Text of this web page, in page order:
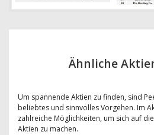
Ähnliche
Um spannende Aktien zu finden, sind
beliebtes und sinnvolles Vorgehen. Im
zahlreiche Möglichkeiten, um sich auf
Aktien zu machen.